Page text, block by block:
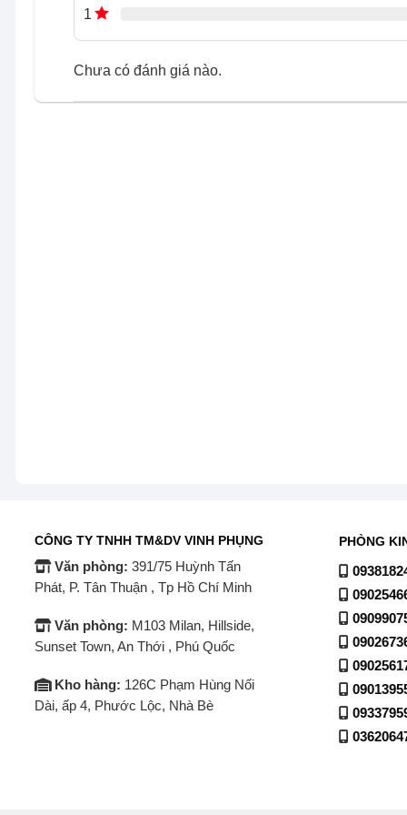
Với dung tích lên tới 569 lít, mẫu tủ lạnh này có thể
tủ rộng rãi giúp lưu trữ nhiều thực phẩm mà không bị
Bảng điều khiển cảm ứng ngoài cửa tiện
Bảng điều khiển cảm ứng được bố trí bên ngoài giúp
ràng mang đến trải nghiệm tiện lợi cho cả người lớn
Khả năng làm lạnh vượt trội của Tủ lạnh
1
Chưa có đánh giá nào.
CÔNG TY TNHH TM&DV VINH PHỤNG
Văn phòng: 391/75 Huỳnh Tấn
Phát, P. Tân Thuận , Tp Hồ Chí Minh
Văn phòng: M103 Milan, Hillside,
Sunset Town, An Thới , Phú Quốc
Kho hàng: 126C Phạm Hùng Nối
Dài, ấp 4, Phước Lộc, Nhà Bè
PHÒNG